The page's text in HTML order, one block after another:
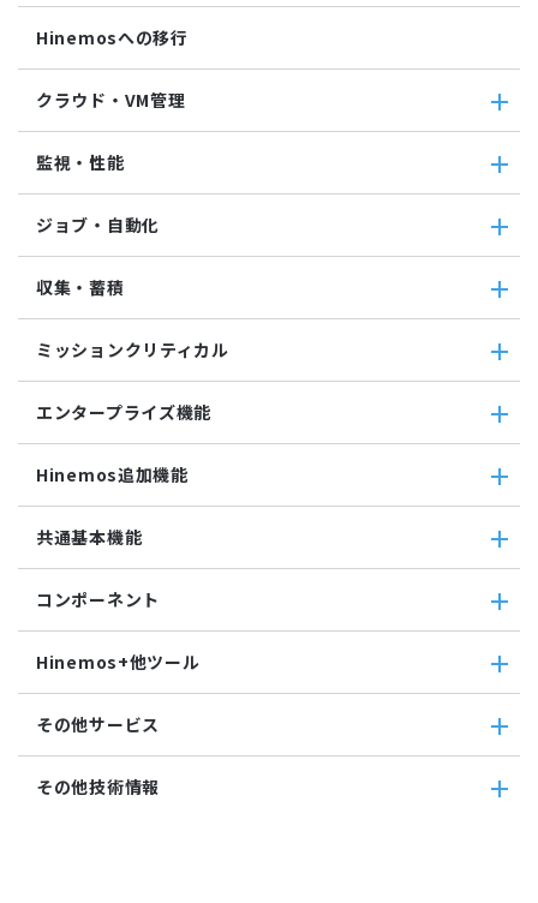
Hinemosへの移行
クラウド・VM管理
クラウド・VM共通
クラウド管理機能(AWS)
VM管理機能
監視・性能
パケットキャプチャ監視
カスタムトラップ監視
カスタム監視
バイナリファイル監視
収集値統合監視
ログ件数監視
システムログ監視
JMX監視
SQL監視
SNMPTRAP監視
SNMP監視
HTTPシナリオ監視
Hinemosエージェント監視
Windowsイベント監視
サービス・ポート監視
リソース監視
プロセス監視
ジョブ・自動化
ジョブ機能全般について
コマンドジョブ
ファイル転送ジョブ
参照ジョブ
環境構築機能
実行契機
ファイルチェックジョブ
監視ジョブ
承認ジョブ
収集・蓄積
転送
ダウンロード
検索
蓄積
収集
ミッションクリティカル
ミッションクリティカル（Linux）
ミッションクリティカル（Windows）
エンタープライズ機能
インシデント管理連携ツール
Grafana
ユーティリティ機能
レポーティング
ノードマップ
Hinemos追加機能
Hinemosインシデントダッシュボード
メッセージフィルタ
Hinemosセキュリティオプション
共通基本機能
セルフチェック
メンテナンス
通知
アカウント
カレンダ
コンポーネント
Hinemosエージェント
Hinemosクライアント
Hinemosマネージャ
Hinemos+他ツール
google apps
teams
slack
その他サービス
CloudGate UNO
その他技術情報